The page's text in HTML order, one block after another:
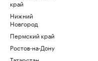
край
Нижний
Новгород
Пермский край
Ростов-на-Дону